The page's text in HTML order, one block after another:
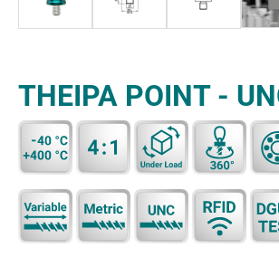
THEIPA POINT -